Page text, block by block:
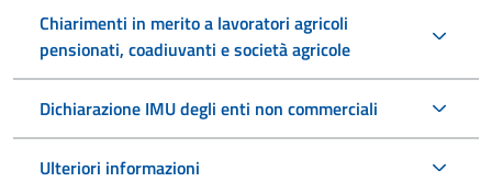
Chiarimenti in merito a lavoratori agricoli
pensionati, coadiuvanti e società agricole
Dichiarazione IMU degli enti non commerciali
Ulteriori informazioni